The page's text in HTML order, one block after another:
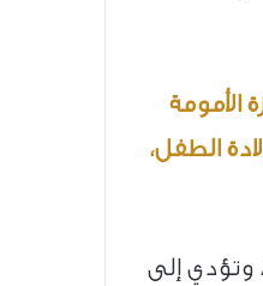
عام من انقضاء إجازة الأمومة
كما يمنح الأب إجازة أبوه، مدتها (7) أيام بعد ولادة الطفل،
وتؤدي إلى